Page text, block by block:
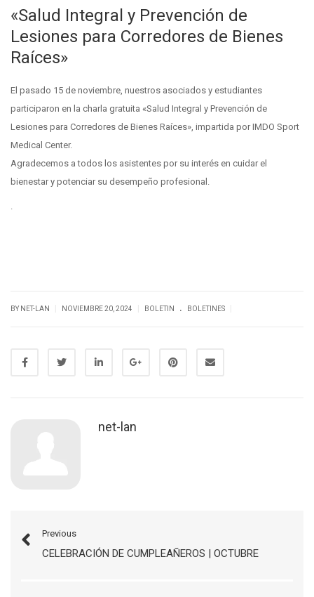
«Salud Integral y Prevención de
Lesiones para Corredores de Bienes
Raíces»
El pasado 15 de noviembre, nuestros asociados y estudiantes
participaron en la charla gratuita «Salud Integral y Prevención de
Lesiones para Corredores de Bienes Raíces», impartida por IMDO Sport
Medical Center.
Agradecemos a todos los asistentes por su interés en cuidar el
bienestar y potenciar su desempeño profesional.
.
BY NET-LAN NOVIEMBRE 20, 2024 BOLETIN . BOLETINES
net-lan
Previous
CELEBRACIÓN DE CUMPLEAÑEROS | OCTUBRE